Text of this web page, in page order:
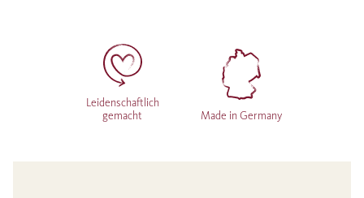
Leidenschaftlich
gemacht
Made in Germany